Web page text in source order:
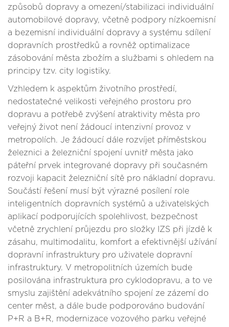
způsobů dopravy a omezení/stabilizaci individuální
automobilové dopravy, včetně podpory nízkoemisní
a bezemisní individuální dopravy a systému sdílení
dopravních prostředků a rovněž optimalizace
zásobování města zbožím a službami s ohledem na
principy tzv. city logistiky.
Vzhledem k aspektům životního prostředí,
nedostatečné velikosti veřejného prostoru pro
dopravu a potřebě zvýšení atraktivity města pro
veřejný život není žádoucí intenzivní provoz v
metropolích. Je žádoucí dále rozvíjet příměstskou
železnici a železniční spojení uvnitř města jako
páteřní prvek integrované dopravy při současném
rozvoji kapacit železniční sítě pro nákladní dopravu.
Součástí řešení musí být výrazné posílení role
inteligentních dopravních systémů a uživatelských
aplikací podporujících spolehlivost, bezpečnost
včetně zrychlení průjezdu pro složky IZS při jízdě k
zásahu, multimodalitu, komfort a efektivnější užívání
dopravní infrastruktury pro uživatele dopravní
infrastruktury. V metropolitních územích bude
posilována infrastruktura pro cyklodopravu, a to ve
smyslu zajištění adekvátního spojení ze zázemí do
center měst, a dále bude podporováno budování
P+R a B+R, modernizace vozového parku veřejné